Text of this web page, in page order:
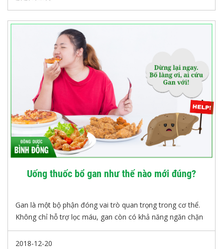
Uống thuốc bổ gan như thế nào mới đúng?
Gan là một bộ phận đóng vai trò quan trọng trong cơ thể.
Không chỉ hỗ trợ lọc máu, gan còn có khả năng ngăn chặn
và chuyển hóa các chất độc từ bên ngoài vào cơ thể thông
qua đường ăn uống, khói bụi, mỹ phẩm hoặc các loại rượu
2018-12-20